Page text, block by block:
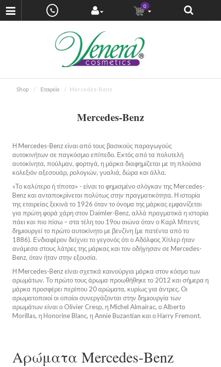
0
Shop Εταιρεία Mercedes-Benz
Mercedes-Benz
Η Mercedes-Benz είναι από τους βασικούς παραγωγούς
αυτοκινήτων σε παγκόσμιο επίπεδο. Εκτός από τα πολυτελή
αυτοκίνητα, πούλμαν, φορτιγά, η μάρκα διαφημίζεται με τη πλούσια
κολεξιόν αξεσουάρ, ρολογιών, γυαλιά, δώρα και άλλα.
«Το καλύτερο ή τίποτα» - είναι το φημισμένο σλόγκαν της Mercedes-
Benz και ανταποκρίνεται πολύτως στην πραγματικότητα. Η ιστορία
της εταιρείας ξεκινά το 1926 όταν το όνομα της μάρκας εμφανίζεται
για πρώτη φορά χάρη στον Daimler-Benz, αλλά πραγματικά η ιστορία
πάει και πιο πίσω – στα τέλη του 19ου αιώνα όταν ο Καρλ Μπεντς
δημιουργεί το πρώτο αυτοκίνητο με βενζίνη (με πατέντα από το
1886). Ενδιαφέρον δείχνει το γεγονός ότι ο Αδόλφος Χίτλερ ήταν
ανάμεσα στους λάτρες της μάρκας και τον οδήγησαν σε Mercedes-
Benz, όταν ήταν στην εξουσία.
Η Mercedes-Benz είναι σχετικά καινούργια μάρκα στον κόσμο των
αρωμάτων. Το πρώτο τους άρωμα προωθήθηκε το 2012 και σήμερα η
μάρκα προσφέρει περίπου 20 αρώματα, κυρίως για άντρες. Οι
αρωματοποιοί οι οποίοι συνεργάζονται στην δημιουργία των
αρωμάτων είναι ο Olivier Cresp, η Michel Almairac, ο Alberto
Morillas, η Honorine Blanc, η Annie Buzantian και ο Harry Fremont.
Αρώματα Mercedes-Benz